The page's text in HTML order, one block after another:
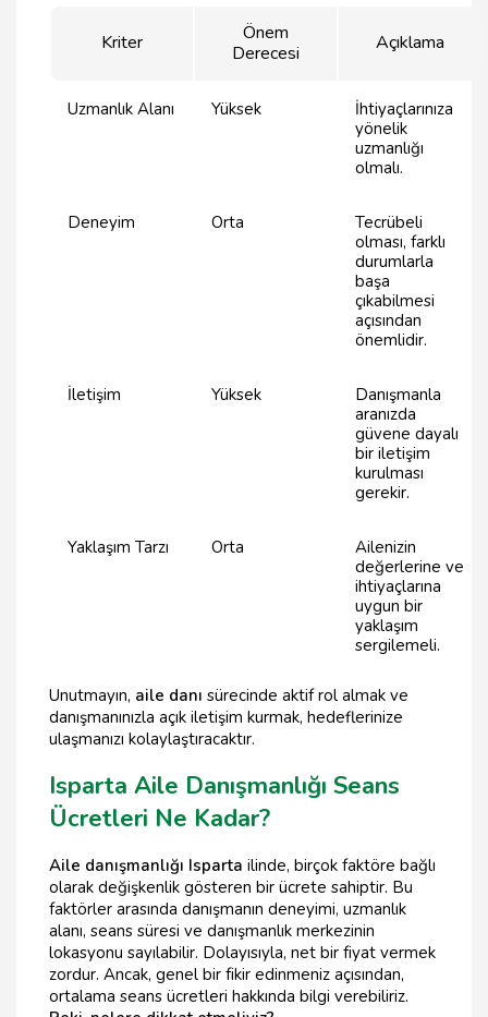
Kriter
Önem
Derecesi
Açıklama
Uzmanlık Alanı Yüksek
İhtiyaçlarınıza
yönelik
uzmanlığı
olmalı.
Deneyim Orta
Tecrübeli
olması, farklı
durumlarla
başa
çıkabilmesi
açısından
önemlidir.
İletişim Yüksek
Danışmanla
aranızda
güvene dayalı
bir iletişim
kurulması
gerekir.
Yaklaşım Tarzı Orta
Ailenizin
değerlerine ve
ihtiyaçlarına
uygun bir
yaklaşım
sergilemeli.
Unutmayın, aile danı sürecinde aktif rol almak ve
danışmanınızla açık iletişim kurmak, hedeflerinize
ulaşmanızı kolaylaştıracaktır.
Isparta Aile Danışmanlığı Seans
Ücretleri Ne Kadar?
Aile danışmanlığı Isparta ilinde, birçok faktöre bağlı
olarak değişkenlik gösteren bir ücrete sahiptir. Bu
faktörler arasında danışmanın deneyimi, uzmanlık
alanı, seans süresi ve danışmanlık merkezinin
lokasyonu sayılabilir. Dolayısıyla, net bir fiyat vermek
zordur. Ancak, genel bir fikir edinmeniz açısından,
ortalama seans ücretleri hakkında bilgi verebiliriz.